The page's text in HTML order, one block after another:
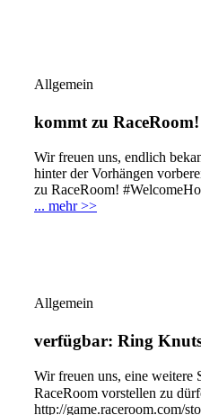
Allgemein
kommt zu RaceRoom!
Wir freuen uns, endlich
hinter der Vorhängen
zu RaceRoom!
... mehr >>
Allgemein
verfügbar: Ring
Wir freuen uns, eine weitere
RaceRoom vorstellen zu
http://game.raceroom.com/